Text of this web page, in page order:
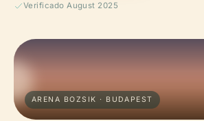
Verificado August 2025
ARENA BOZSIK · BUDAPEST